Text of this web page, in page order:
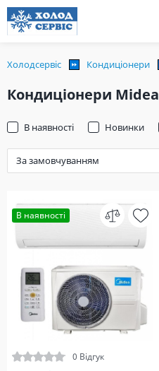
Холодсервіс Кондиціонери
Кондиціонери Midea
В наявності Новинки
В наявності
0 Відгук